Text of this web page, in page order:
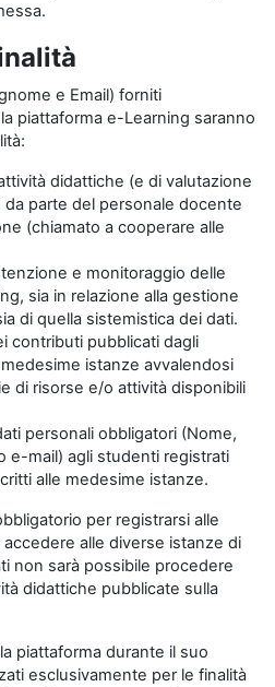
e Email) forniti
piattaforma e-Learning saranno
didattiche (e di valutazione
parte del personale docente
(chiamato a cooperare alle
e monitoraggio delle
sia in relazione alla gestione
di quella sistemistica dei dati.
contributi pubblicati dagli
istanze avvalendosi
di risorse e/o attività disponibili
personali obbligatori (Nome,
e-mail) agli studenti registrati
alle medesime istanze.
per registrarsi alle
alle diverse istanze di
non sarà possibile procedere
didattiche pubblicate sulla
piattaforma durante il suo
esclusivamente per le finalità